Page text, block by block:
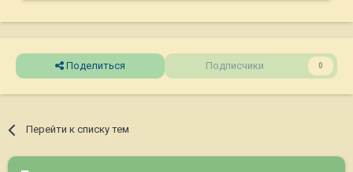
Поделиться Подписчики 0
Перейти к списку тем